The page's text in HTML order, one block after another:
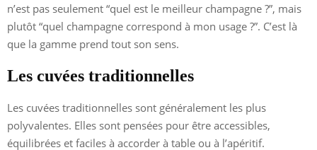
n’est pas seulement “quel est le meilleur champagne ?”, mais
plutôt “quel champagne correspond à mon usage ?”. C’est là
que la gamme prend tout son sens.
Les cuvées traditionnelles
Les cuvées traditionnelles sont généralement les plus
polyvalentes. Elles sont pensées pour être accessibles,
équilibrées et faciles à accorder à table ou à l’apéritif.